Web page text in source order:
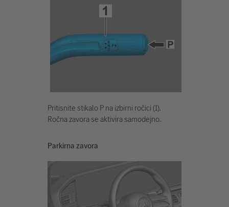
Pritisnite stikalo P na izbirni ročici (1).
Ročna zavora se aktivira samodejno.
Parkirna zavora